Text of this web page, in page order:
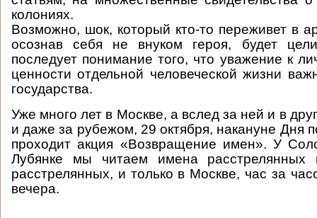
колониях.
Возможно, шок, который кто-то переживет в
осознав себя не внуком героя, будет
последует понимание того, что уважение к
ценности отдельной человеческой жизни
государства.
Уже много лет в Москве, а вслед за ней и в
и даже за рубежом, 29 октября, накануне Дня
проходит акция «Возвращение имен». У
Лубянке мы читаем имена расстрелянных
расстрелянных, и только в Москве, час за
вечера.